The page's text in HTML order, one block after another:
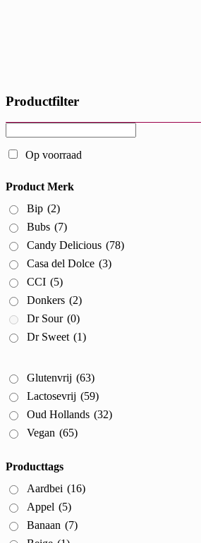
Productfilter
Op voorraad
Product Merk
Bip (2)
Bubs (7)
Candy Delicious (78)
Casa del Dolce (3)
CCI (5)
Donkers (2)
Dr Sour (0)
Dr Sweet (1)
Glutenvrij (63)
Lactosevrij (59)
Oud Hollands (32)
Vegan (65)
Producttags
Aardbei (16)
Appel (5)
Banaan (7)